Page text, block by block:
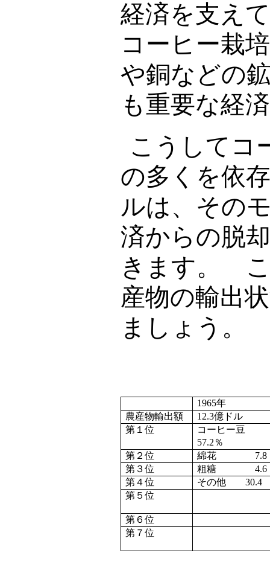
経済を支え
コーヒー栽
や銅などの
も重要な経
こうしてコ
の多くを依
ルは、その
済からの脱
きます。
産物の輸出
ましょう。
1965年
農産物輸出額
12.3億ドル
第１位
コーヒー豆
57.2 ％
第２位
綿花 7.8
第３位
粗糖4.6
第４位
その他30.4
第５位
第６位
第７位